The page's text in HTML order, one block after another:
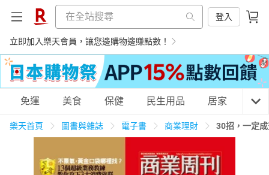
登入
立即加入樂天會員，讓您邊購物邊賺點數！
購物網分類
天天免運 美食蛋糕 養生保健 民生用品
免運 美食 保健 民生用品 居家 3C
樂天首頁 圖書與雜誌 電子書 商業理財 30招，一定